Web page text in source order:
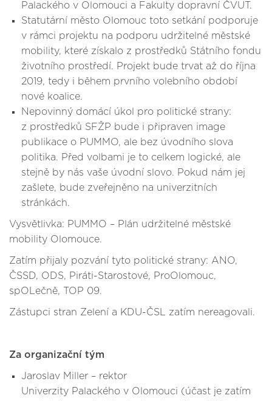
Palackého v Olomouci a Fakulty dopravní ČVUT.
Statutární město Olomouc toto setkání podporuje
v rámci projektu na podporu udržitelné městské
mobility, které získalo z prostředků Státního fondu
životního prostředí. Projekt bude trvat až do října
2019, tedy i během prvního volebního období
nové koalice.
Nepovinný domácí úkol pro politické strany:
z prostředků SFŽP bude i připraven image
publikace o PUMMO, ale bez úvodního slova
politika. Před volbami je to celkem logické, ale
stejně by nás vaše úvodní slovo. Pokud nám jej
zašlete, bude zveřejněno na univerzitních
stránkách.
Vysvětlivka: PUMMO – Plán udržitelné městské
mobility Olomouce.
Zatím přijaly pozvání tyto politické strany: ANO,
ČSSD, ODS, Piráti-Starostové, ProOlomouc,
spOLečně, TOP 09.
Zástupci stran Zelení a KDU-ČSL zatím nereagovali.
Za organizační tým
Jaroslav Miller – rektor
Univerzity Palackého v Olomouci (účast je zatím